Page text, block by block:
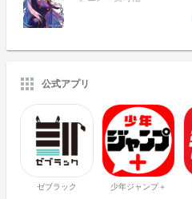
公式アプリ
ゼブラック 少年ジャンプ＋